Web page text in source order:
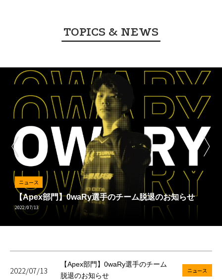
TOPICS & NEWS
ニュース
【Apex部門】0waRy選手のチーム脱退のお知らせ
2022/07/13
2022/07/13
【Apex部門】0waRy選手のチーム
脱退のお知らせ
ニュース